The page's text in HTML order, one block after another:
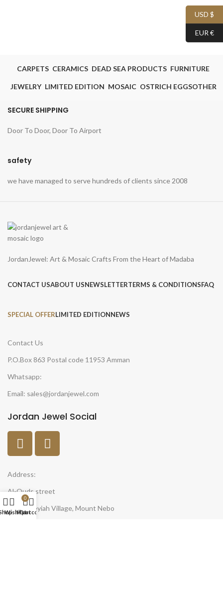
CARPETS CERAMICS DEAD SEA PRODUCTS FURNITURE
JEWELRY LIMITED EDITION MOSAIC OSTRICH EGGSOTHER
SECURE SHIPPING
Door To Door, Door To Airport
safety
we have managed to serve hundreds of clients since 2008
JordanJewel: Art & Mosaic Crafts From the Heart of Madaba
CONTACT USABOUT USNEWSLETTERTERMS & CONDITIONSFAQ
SPECIAL OFFERLIMITED EDITIONNEWS
Contact Us
P.O.Box 863 Postal code 11953 Amman
Whatsapp:
Email: sales@jordanjewel.com
Jordan Jewel Social
Address:
Al-Quds street
Al-Faisaleyiah Village, Mount Nebo
USD $
EUR €
Wishlist
0
Cart
My account